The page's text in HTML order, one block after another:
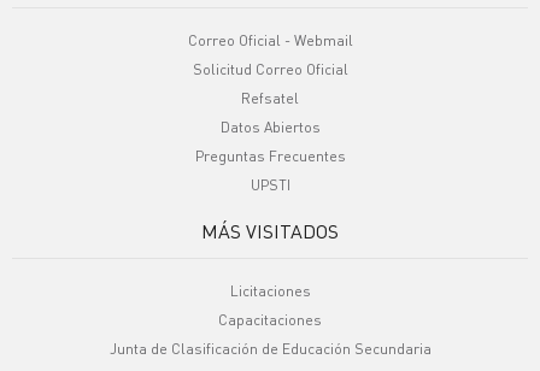
Correo Oficial - Webmail
Solicitud Correo Oficial
Refsatel
Datos Abiertos
Preguntas Frecuentes
UPSTI
MÁS VISITADOS
Licitaciones
Capacitaciones
Junta de Clasificación de Educación Secundaria